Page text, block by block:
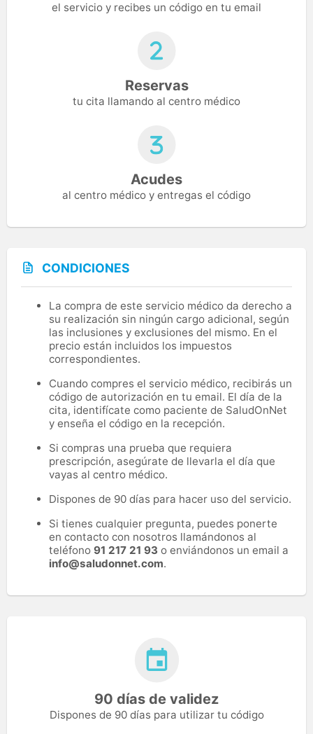
el servicio y recibes un código en tu email
Reservas
tu cita llamando al centro médico
Acudes
al centro médico y entregas el código
CONDICIONES
La compra de este servicio médico da derecho a
su realización sin ningún cargo adicional, según
las inclusiones y exclusiones del mismo. En el
precio están incluidos los impuestos
correspondientes.
Cuando compres el servicio médico, recibirás un
código de autorización en tu email. El día de la
cita, identifícate como paciente de SaludOnNet
y enseña el código en la recepción.
Si compras una prueba que requiera
prescripción, asegúrate de llevarla el día que
vayas al centro médico.
Dispones de 90 días para hacer uso del servicio.
Si tienes cualquier pregunta, puedes ponerte
en contacto con nosotros llamándonos al
teléfono 91 217 21 93 o enviándonos un email a
info@saludonnet.com.
90 días de validez
Dispones de 90 días para utilizar tu código